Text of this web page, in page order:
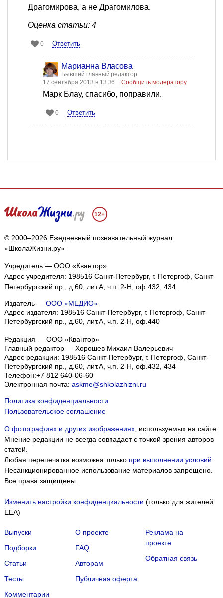
Драгомирова, а не Драгомилова.
Оценка статьи: 4
0 Ответить
Марианна Власова
Бывший главный редактор
17 сентября 2013 в 13:36
Сообщить модератору
Марк Блау, спасибо, поправили.
0 Ответить
12+
© 2000–2026 Ежедневный познавательный журнал
«ШколаЖизни.ру»
Учредитель — ООО «Квантор»
Адрес учредителя: 198516 Санкт-Петербург, г. Петергоф, Санкт-
Петербургский пр., д.60, лит.А, ч.п. 2-Н, оф.432, 434
Издатель — ООО «МЕДИО»
Адрес издателя: 198516 Санкт-Петербург, г. Петергоф, Санкт-
Петербургский пр., д.60, лит.А, ч.п. 2-Н, оф.440
Редакция — ООО «Квантор»
Главный редактор — Хорошев Михаил Валерьевич
Адрес редакции: 198516 Санкт-Петербург, г. Петергоф Санкт-
Петербургский пр., д.60, лит.А, ч.п. 2-Н, оф.432, 434
Телефон:+7 812 640-06-60
Электронная почта: askme@shkolazhizni.ru
Политика конфиденциальности
Пользовательское соглашение
О фотографиях и других изображениях, используемых на сайте.
Мнение редакции не всегда совпадает с точкой зрения авторов
статей.
Любая перепечатка возможна только при выполнении условий
Несанкционированное использование материалов запрещено.
Все права защищены.
Изменить настройки конфиденциальности (только для жителей
EEA)
Выпуски
Подборки
Статьи
Тесты
Комментарии
О проекте
FAQ
Авторам
Публичная оферта
Реклама на
проекте
Обратная связь